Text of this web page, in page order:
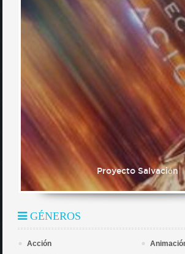
Proyecto Salvación
GÉNEROS
Acción